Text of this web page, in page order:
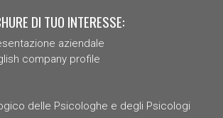
DI TUO INTERESSE:
aziendale
company profile
delle Psicologhe e degli Psicologi